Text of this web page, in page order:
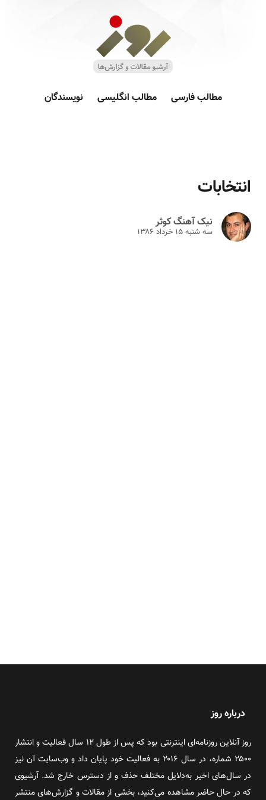
مطالب فارسی مطالب انگلیسی نویسندگان
انتخابات
نیک آهنگ کوثر
سه شنبه ۱۵ خرداد ۱۳۸۶
درباره روز
روز آنلاین روزنامه‌ای اینترنتی بود که پس از طول ۱۲ سال فعالیت و انتشار
۲۵۰۰ شماره، در سال ۲۰۱۶ به فعالیت خود پایان داد و وب‌سایت آن نیز
در سال‌های اخیر به‌دلایل مختلف حذف و از دسترس خارج شد. آرشیوی
که در حال حاضر مشاهده می‌کنید، بخشی از مقالات و گزارش‌های منتشر